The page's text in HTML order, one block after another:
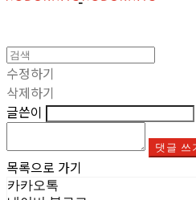
수정하기
삭제하기
글쓴이
댓글 쓰
목록으로 가기
카카오톡